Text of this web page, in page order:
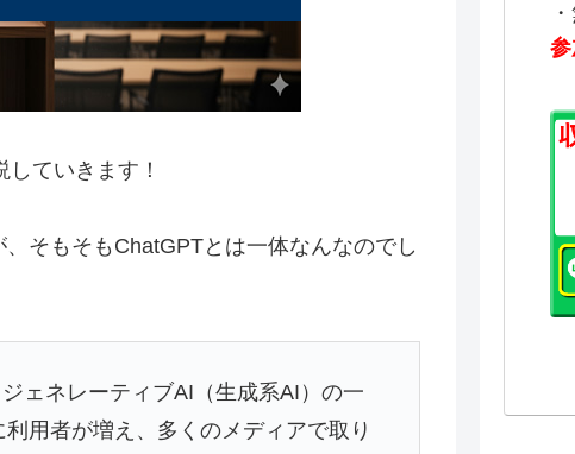
ていきます！
そもそもChatGPTとは一体なんなのでし
ェネレーティブAI（生成系AI）の一
用者が増え、多くのメディアで取り
参